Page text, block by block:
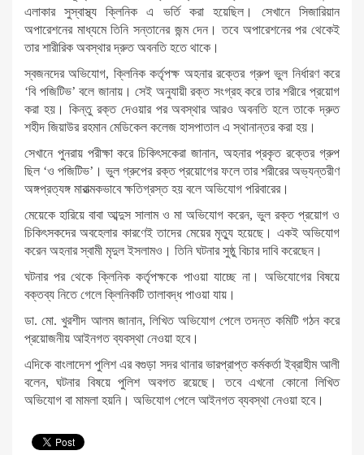
এলাকার সুস্বাস্থ্য ক্লিনিক এ ভর্তি করা হয়েছিল। সেখানে সিজারিয়ান
অপারেশনের মাধ্যমে তিনি সন্তানের জন্ম দেন। তবে অপারেশনের পর থেকেই
তার শারীরিক অবস্থার দ্রুত অবনতি হতে থাকে।
স্বজনদের অভিযোগ, ক্লিনিক কর্তৃপক্ষ অহনার রক্তের গ্রুপ ভুল নির্ধারণ করে
‘বি পজিটিভ’ বলে জানায়। সেই অনুযায়ী রক্ত সংগ্রহ করে তার শরীরে প্রয়োগ
করা হয়। কিন্তু রক্ত দেওয়ার পর অবস্থার আরও অবনতি হলে তাকে দ্রুত
শহীদ জিয়াউর রহমান মেডিকেল কলেজ হাসপাতাল এ স্থানান্তর করা হয়।
সেখানে পুনরায় পরীক্ষা করে চিকিৎসকেরা জানান, অহনার প্রকৃত রক্তের গ্রুপ
ছিল ‘ও পজিটিভ’। ভুল গ্রুপের রক্ত প্রয়োগের ফলে তার শরীরের অভ্যন্তরীণ
অঙ্গপ্রত্যঙ্গ মারাত্মকভাবে ক্ষতিগ্রস্ত হয় বলে অভিযোগ পরিবারের।
মেয়েকে হারিয়ে বাবা আব্দুস সালাম ও মা অভিযোগ করেন, ভুল রক্ত প্রয়োগ ও
চিকিৎসকদের অবহেলার কারণেই তাদের মেয়ের মৃত্যু হয়েছে। একই অভিযোগ
করেন অহনার স্বামী মৃদুল ইসলামও। তিনি ঘটনার সুষ্ঠু বিচার দাবি করেছেন।
ঘটনার পর থেকে ক্লিনিক কর্তৃপক্ষকে পাওয়া যাচ্ছে না। অভিযোগের বিষয়ে
বক্তব্য নিতে গেলে ক্লিনিকটি তালাবদ্ধ পাওয়া যায়।
ডা. মো. খুরশীদ আলম জানান, লিখিত অভিযোগ পেলে তদন্ত কমিটি গঠন করে
প্রয়োজনীয় আইনগত ব্যবস্থা নেওয়া হবে।
এদিকে বাংলাদেশ পুলিশ এর বগুড়া সদর থানার ভারপ্রাপ্ত কর্মকর্তা ইব্রাহীম আলী
বলেন, ঘটনার বিষয়ে পুলিশ অবগত রয়েছে। তবে এখনো কোনো লিখিত
অভিযোগ বা মামলা হয়নি। অভিযোগ পেলে আইনগত ব্যবস্থা নেওয়া হবে।